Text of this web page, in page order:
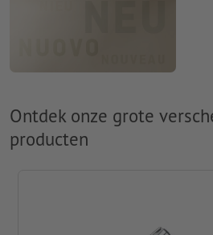
Ontdek onze grote
producten